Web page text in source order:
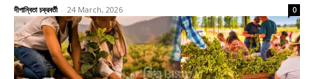
দীপান্বিতা চক্রবর্তী - 24 March, 2026 0